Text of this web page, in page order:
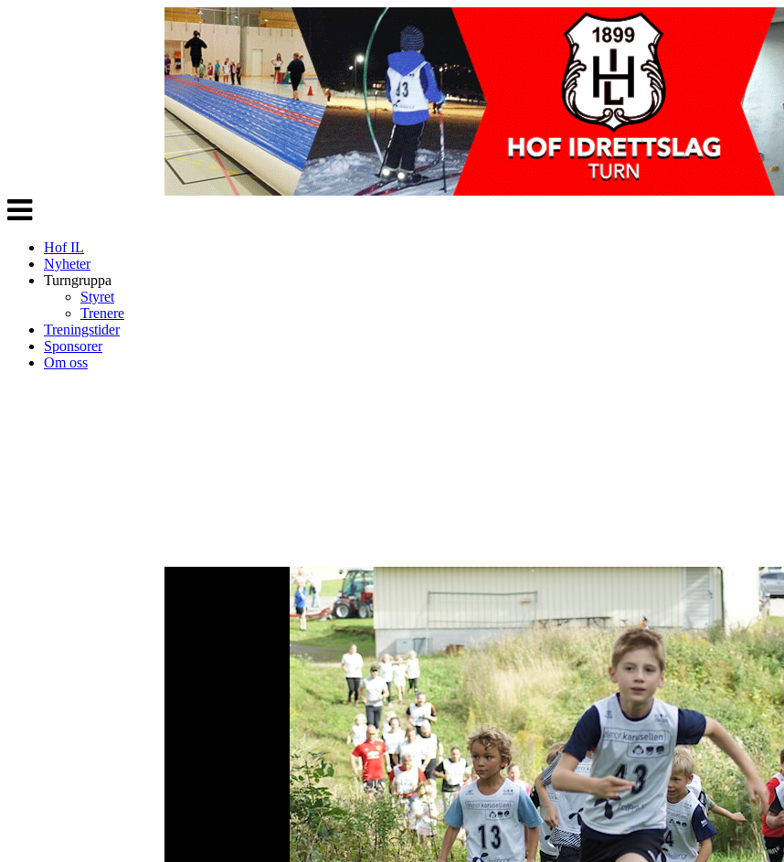
Veksle
navigasjon
Hof IL
Nyheter
Turngruppa
Styret
Trenere
Treningstider
Sponsorer
Om oss